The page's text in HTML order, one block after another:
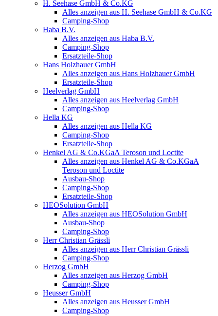
H. Seehase GmbH & Co.KG
Alles anzeigen aus H. Seehase GmbH & Co.KG
Camping-Shop
Haba B.V.
Alles anzeigen aus Haba B.V.
Camping-Shop
Ersatzteile-Shop
Hans Holzhauer GmbH
Alles anzeigen aus Hans Holzhauer GmbH
Ersatzteile-Shop
Heelverlag GmbH
Alles anzeigen aus Heelverlag GmbH
Camping-Shop
Hella KG
Alles anzeigen aus Hella KG
Camping-Shop
Ersatzteile-Shop
Henkel AG & Co.KGaA Teroson und Loctite
Alles anzeigen aus Henkel AG & Co.KGaA
Teroson und Loctite
Ausbau-Shop
Camping-Shop
Ersatzteile-Shop
HEOSolution GmbH
Alles anzeigen aus HEOSolution GmbH
Ausbau-Shop
Camping-Shop
Herr Christian Grässli
Alles anzeigen aus Herr Christian Grässli
Camping-Shop
Herzog GmbH
Alles anzeigen aus Herzog GmbH
Camping-Shop
Heusser GmbH
Alles anzeigen aus Heusser GmbH
Camping-Shop